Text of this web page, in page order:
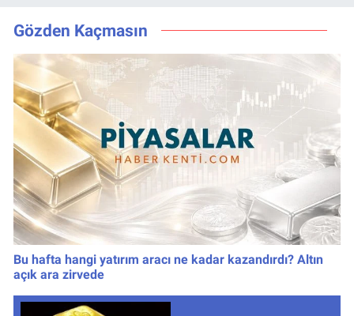
Gözden Kaçmasın
Bu hafta hangi yatırım aracı ne kadar kazandırdı? Altın
açık ara zirvede